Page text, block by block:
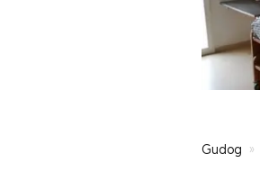
Gudog »